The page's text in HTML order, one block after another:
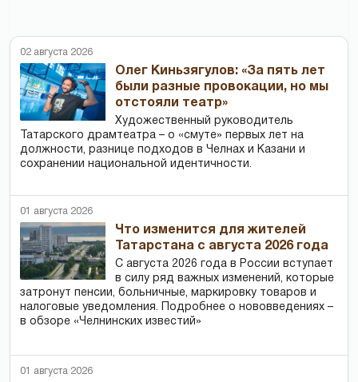
02 августа 2026
Олег Киньзягулов: «За пять лет
были разные провокации, но мы
отстояли театр»
Художественный руководитель
Татарского драмтеатра – о «смуте» первых лет на
должности, разнице подходов в Челнах и Казани и
сохранении национальной идентичности.
01 августа 2026
Что изменится для жителей
Татарстана с августа 2026 года
С августа 2026 года в России вступает
в силу ряд важных изменений, которые
затронут пенсии, больничные, маркировку товаров и
налоговые уведомления. Подробнее о нововведениях –
в обзоре «Челнинских известий»
01 августа 2026